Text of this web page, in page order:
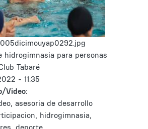
hidrogimnasia para personas
Tabaré
- 11:35
Video:
asesoria de desarrollo
hidrogimnasia,